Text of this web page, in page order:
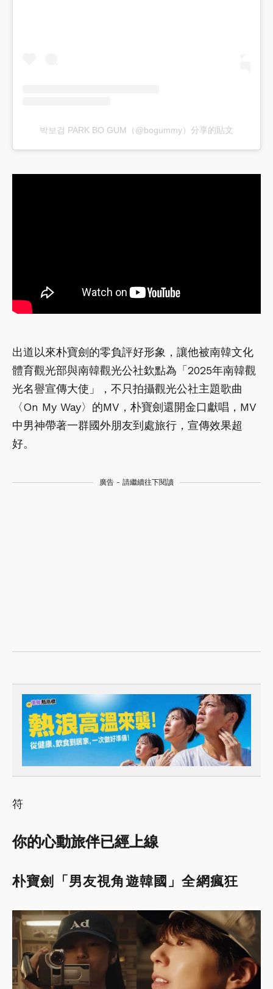
박보검 PARK BO GUM（@bogummy）分享的貼文
出道以來朴寶劍的零負評好形象，讓他被南韓文化
體育觀光部與南韓觀光公社欽點為「2025年南韓觀
光名譽宣傳大使」，不只拍攝觀光公社主題歌曲
〈On My Way〉的MV，朴寶劍還開金口獻唱，MV
中男神帶著一群國外朋友到處旅行，宣傳效果超
好。
廣告 - 請繼續往下閱讀
符
你的心動旅伴已經上線
朴寶劍「男友視角遊韓國」全網瘋狂